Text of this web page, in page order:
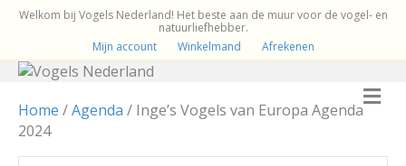
Welkom bij Vogels Nederland! Het beste aan de muur voor de vogel- en
natuurliefhebber.
Mijn account
Winkelmand Afrekenen
M
e
Home /Agenda / Inge’s Vogels van Europa Agenda
2024